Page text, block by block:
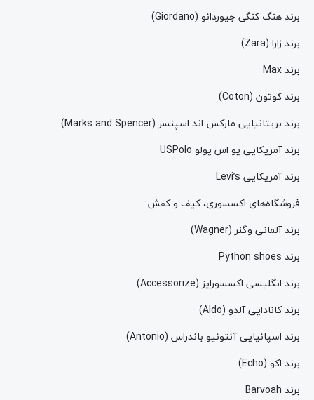
برند هنگ کنگی جیوردانو (Giordano)
برند زارا (Zara)
برند Max
برند کوتون (Coton)
برند بریتانیایی مارکس اند اسپنسر (Marks and Spencer)
برند آمریکایی یو اس پولو USPolo
برند آمریکایی Levi’s
فروشگاه‌های اکسسوری، کیف و کفش:
برند آلمانی وگنر (Wagner)
برند Python shoes
برند انگلیسی اکسسورایز (Accessorize)
برند کانادایی آلدو (Aldo)
برند اسپانیایی آنتونیو باندراس (Antonio)
برند اکو (Echo)
برند Barvoah